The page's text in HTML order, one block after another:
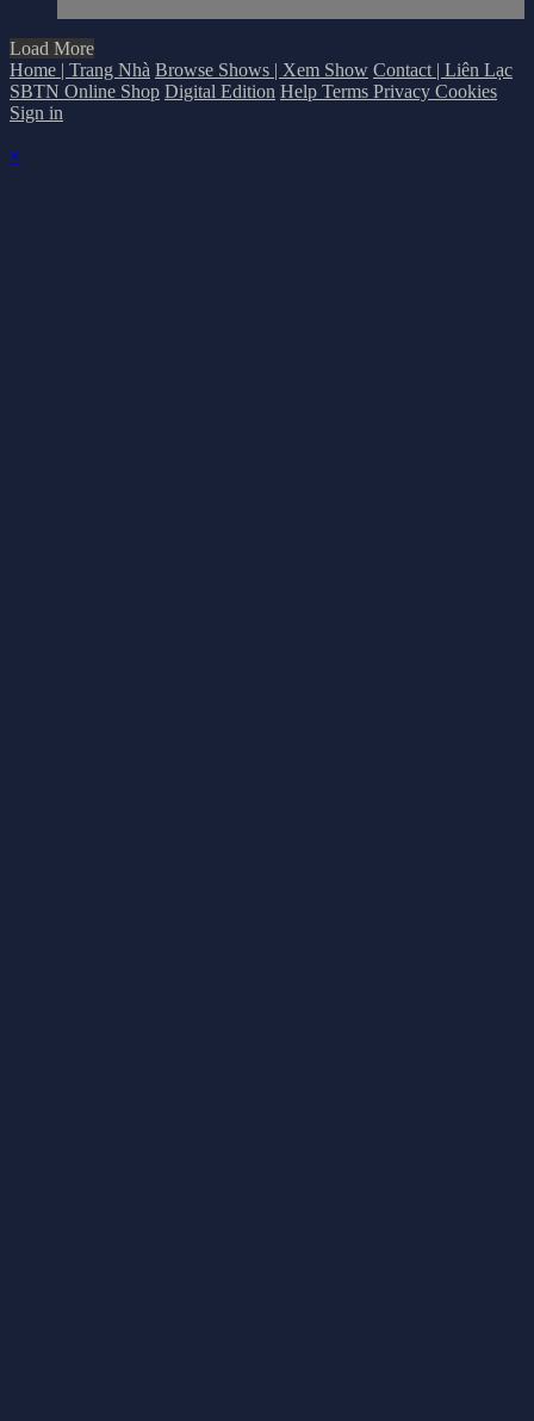
Load More
Home | Trang Nhà Browse Shows | Xem Show Contact | Liên Lạc
SBTN Online Shop Digital Edition Help Terms Privacy Cookies
Sign in
×